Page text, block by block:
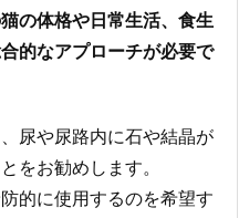
の体格や日常生活、食生
的なアプローチが必要で
尿や尿路内に石や結晶が
をお勧めします。
的に使用するのを希望す